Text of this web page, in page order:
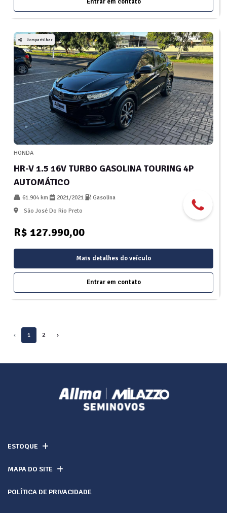
Compartilhar
HONDA
HR-V 1.5 16V TURBO GASOLINA TOURING 4P
AUTOMÁTICO
61.904 km 2021/2021
Gasolina
São José Do Rio Preto
R$ 127.990,00
Mais detalhes do veículo
Entrar em contato
‹ 1 2 ›
ESTOQUE
MAPA DO SITE
POLÍTICA DE PRIVACIDADE